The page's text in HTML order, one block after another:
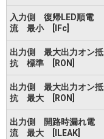
入力側 復帰LED順電
流 最小 [IFc]
出力側 最大出力オン抵
抗 標準 [RON]
出力側 最大出力オン抵
抗 最大 [RON]
出力側 開路時漏れ電
流 最大 [ILEAK]